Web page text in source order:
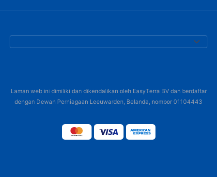
Laman web ini dimiliki dan dikendalikan oleh EasyTerra BV dan berdaftar
dengan Dewan Perniagaan Leeuwarden, Belanda, nombor 01104443